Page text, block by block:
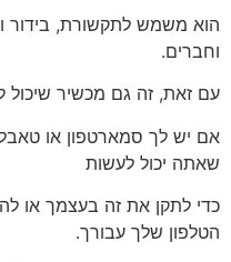
הוא משמש לתקשורת,
וחברים.
עם זאת, זה גם מכשיר שיכול
אם יש לך סמארטפון או
שאתה יכול לעשות
כדי לתקן את זה בעצמך או
הטלפון שלך עבורך.